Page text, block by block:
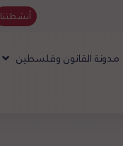
أنشطتنا
مدونة القانون وفلسطين